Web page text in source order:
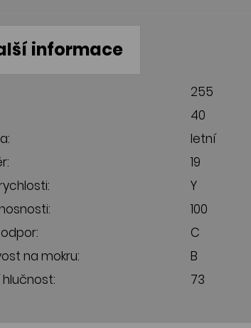
informace
255
40
letní
19
Y
100
C
na mokru:
B
73